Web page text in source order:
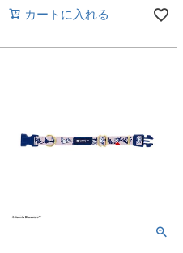
カートに入れる